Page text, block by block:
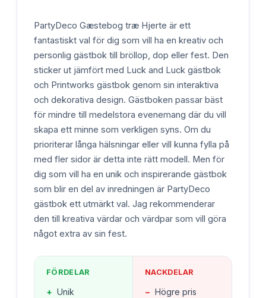
PartyDeco Gæstebog træ Hjerte är ett
fantastiskt val för dig som vill ha en kreativ och
personlig gästbok till bröllop, dop eller fest. Den
sticker ut jämfört med Luck and Luck gästbok
och Printworks gästbok genom sin interaktiva
och dekorativa design. Gästboken passar bäst
för mindre till medelstora evenemang där du vill
skapa ett minne som verkligen syns. Om du
prioriterar långa hälsningar eller vill kunna fylla på
med fler sidor är detta inte rätt modell. Men för
dig som vill ha en unik och inspirerande gästbok
som blir en del av inredningen är PartyDeco
gästbok ett utmärkt val. Jag rekommenderar
den till kreativa värdar och värdpar som vill göra
något extra av sin fest.
FÖRDELAR
+ Unik
NACKDELAR
− Högre pris